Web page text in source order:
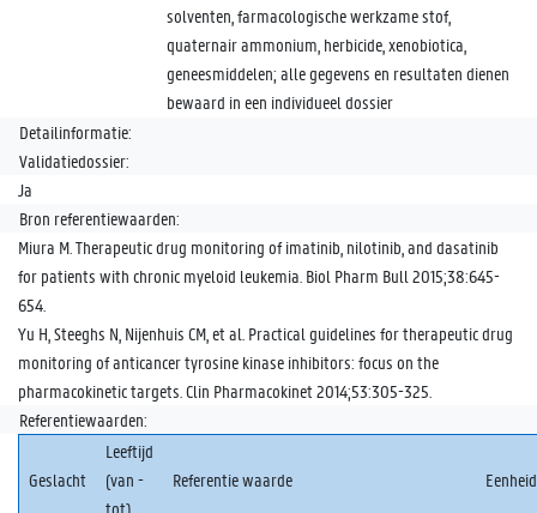
solventen, farmacologische werkzame stof,
quaternair ammonium, herbicide, xenobiotica,
geneesmiddelen; alle gegevens en resultaten dienen
bewaard in een individueel dossier
Detailinformatie:
Validatiedossier:
Ja
Bron referentiewaarden:
Miura M. Therapeutic drug monitoring of imatinib, nilotinib, and dasatinib
for patients with chronic myeloid leukemia. Biol Pharm Bull 2015;38:645-
654.
Yu H, Steeghs N, Nijenhuis CM, et al. Practical guidelines for therapeutic drug
monitoring of anticancer tyrosine kinase inhibitors: focus on the
pharmacokinetic targets. Clin Pharmacokinet 2014;53:305-325.
Referentiewaarden:
Geslacht
Leeftijd
(van -
tot)
Referentie waarde Eenheid